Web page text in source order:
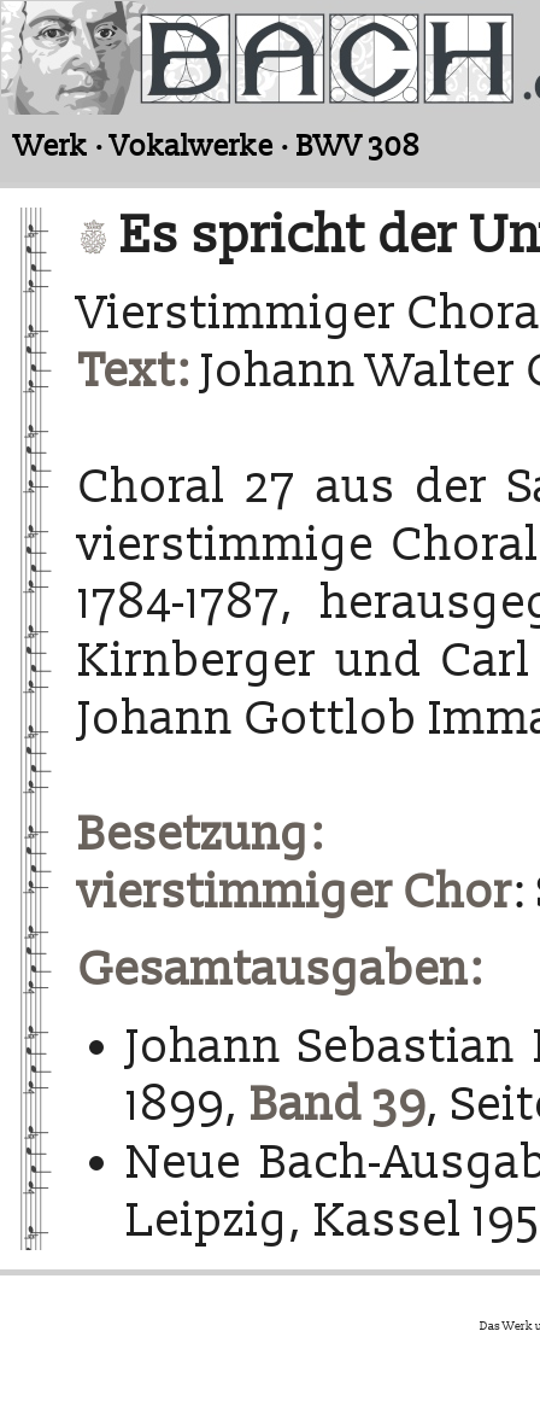
Werk · Vokalwerke · BWV 308
Es spricht der
Vierstimmiger
Text: Johann Walter
Choral 27 aus der
vierstimmige
1784-1787,
Kirnberger und
Johann Gottlob
Besetzung:
vierstimmiger Chor:
Gesamtausgaben:
Johann Sebastian
1899, Band 39,
Neue Bach-
Leipzig, Kassel
Das Werk